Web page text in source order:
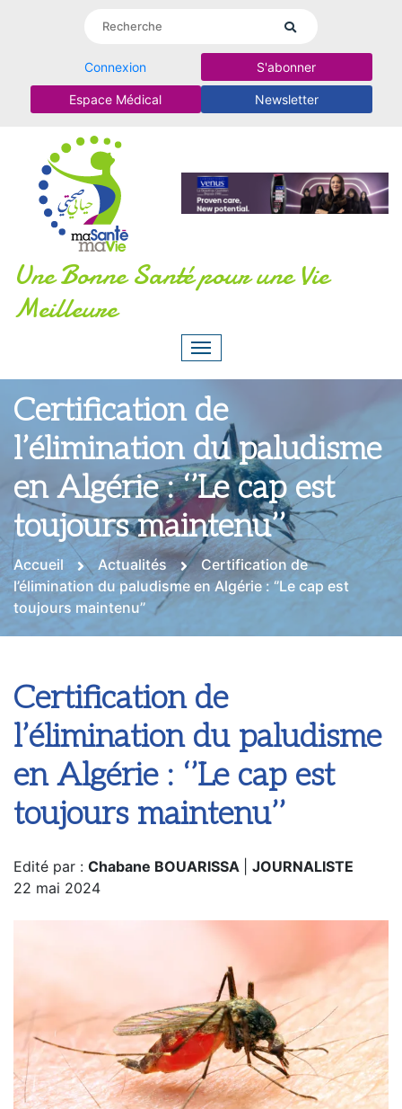
Connexion S'abonner
Espace Médical Newsletter
Une Bonne Santé pour une Vie
Meilleure
Certification de
l’élimination du paludisme
en Algérie : ‘’Le cap est
toujours maintenu’’
Accueil Actualités
Certification de
l’élimination du paludisme en Algérie : ‘’Le cap est
toujours maintenu’’
Certification de
l’élimination du paludisme
en Algérie : ‘’Le cap est
toujours maintenu’’
Edité par : Chabane BOUARISSA
JOURNALISTE
22 mai 2024